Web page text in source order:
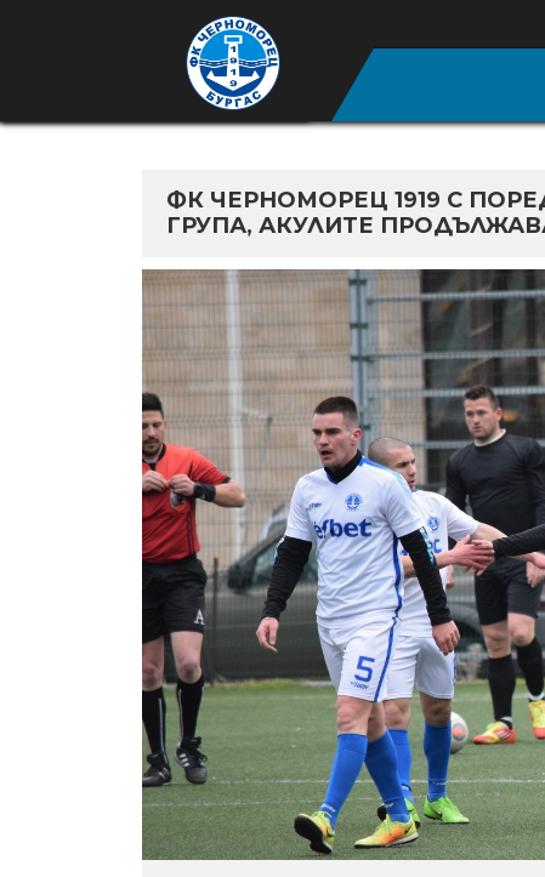
ФК ЧЕРНОМОРЕЦ 1919 С
ГРУПА, АКУЛИТЕ